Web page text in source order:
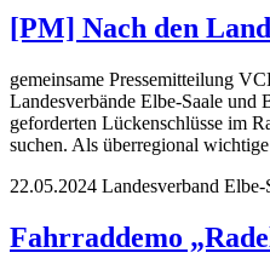
[PM] Nach den
gemeinsame Pressemitteilung
Landesverbände Elbe-Saale und
geforderten Lückenschlüsse im
suchen. Als überregional
22.05.2024 Landesverband Elbe-
Fahrraddemo